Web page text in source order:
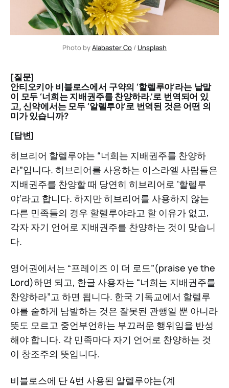
Photo by Alabaster Co / Unsplash
[질문]
안티오키아 비블로스에서 구약의 ‘할렐루야’라는 낱말
이 모두 ‘너희는 지배권주를 찬양하라.’로 번역되어 있
고, 신약에서는 모두 ‘알렐루야’로 번역된 것은 어떤 의
미가 있습니까?
[답변]
히브리어 할렐루야는 “너희는 지배권주를 찬양하
라”입니다. 히브리어를 사용하는 이스라엘 사람들은
지배권주를 찬양할 때 당연히 히브리어로 ‘할렐루
야’라고 합니다. 하지만 히브리어를 사용하지 않는
다른 민족들의 경우 할렐루야라고 할 이유가 없고,
각자 자기 언어로 지배권주를 찬양하는 것이 맞습니
다.
영어권에서는 “프레이즈 이 더 로드”(praise ye the
Lord)하면 되고, 한글 사용자는 “너희는 지배권주를
찬양하라”고 하면 됩니다. 한국 기독교에서 할렐루
야를 숱하게 남발하는 것은 잘못된 관행일 뿐 아니라
뜻도 모르고 중언부언하는 부끄러운 행위임을 반성
해야 합니다. 각 민족마다 자기 언어로 찬양하는 것
이 창조주의 뜻입니다.
비블로스에 단 4번 사용된 알렐루야는(계